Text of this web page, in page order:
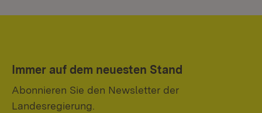
Immer auf dem neuesten Stand
Abonnieren Sie den Newsletter der
Landesregierung.